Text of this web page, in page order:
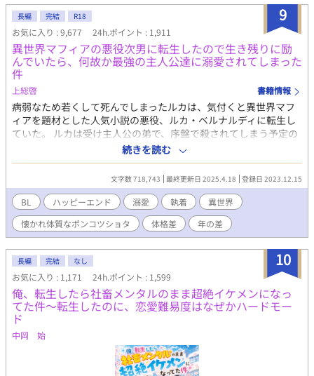
9
長編 完結 R18
お気に入り : 9,677 24h.ポイント : 1,911
異世界マフィアの悪役次男に転生したので生き残りに励
んでいたら、何故か最強の主人公達に溺愛されてしまった
件
上総啓 書籍情報
病弱なため若くして死んでしまったルカは、気付くと異世界マフ
ィアを題材とした人気小説の悪役、ルカ・ベルナルディに転生し
ていた。 ルカは受け主人公の弟で、序盤で殺されてしまう予定の
小物な悪役。せっかく生まれ変わったのにすぐに死んでしまうな
んて理不尽だ！と憤ったルカは、生存のために早速行動を開始す
る。 その結果ルカは、小説では最悪の仲だった兄への媚売りに成
功しすぎてしまい、兄を立派なブラコンに成長させてしまった。
受け要素を全て排して攻めっぽくなってしまった兄は、本来恋人
になるはずの攻め主人公を『弟を狙う不届きもの』として目の敵
にするように。 更には兄に惚れるはずの攻め主人公も、兄ではな
くルカに執着するようになり──？ 冷酷無情なマフィア攻め×ポ
ンコツショタ受け 怖がりなポンコツショタがマフィアのヤバい人
達からの総愛されと執着に気付かず、クールを演じて生き残りに
励む話。
続きを読む
文字数 718,743 最終更新日 2025.4.18 登録日 2023.12.15
BL ハッピーエンド 溺愛 執着
異世界
懐かれ体質なポンコツショタ
体格差 年の差
10
長編 完結 なし
お気に入り : 1,171 24h.ポイント : 1,599
俺、転生したら社畜メンタルのまま超絶イケメンになっ
てた件～転生したのに、恋愛難易度はなぜかハードモー
ド
中岡 始